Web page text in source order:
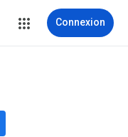
Connexion